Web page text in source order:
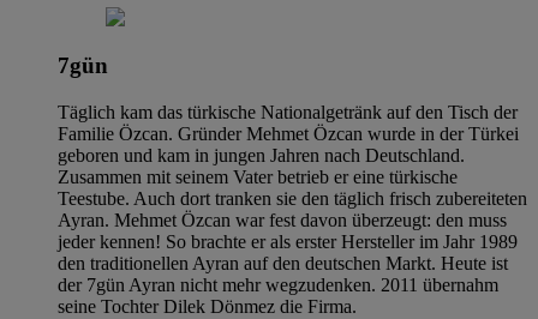
7gün
Täglich kam das türkische Nationalgetränk auf den Tisch der
Familie Özcan. Gründer Mehmet Özcan wurde in der Türkei
geboren und kam in jungen Jahren nach Deutschland.
Zusammen mit seinem Vater betrieb er eine türkische
Teestube. Auch dort tranken sie den täglich frisch zubereiteten
Ayran. Mehmet Özcan war fest davon überzeugt: den muss
jeder kennen! So brachte er als erster Hersteller im Jahr 1989
den traditionellen Ayran auf den deutschen Markt. Heute ist
der 7gün Ayran nicht mehr wegzudenken. 2011 übernahm
seine Tochter Dilek Dönmez die Firma.